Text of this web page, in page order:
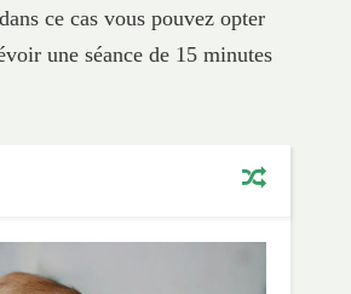
ce cas vous pouvez opter
une séance de 15 minutes